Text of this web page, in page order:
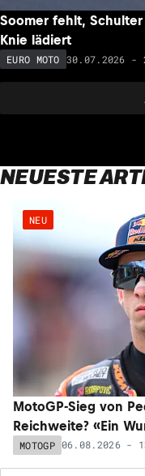
Soomer fehlt,
Knie lädiert
EURO MOTO 30.07.2026 -
NEUESTE
NEU
MotoGP-Sieg von
Reichweite? «Ein
MOTOGP 06.08.2026 -